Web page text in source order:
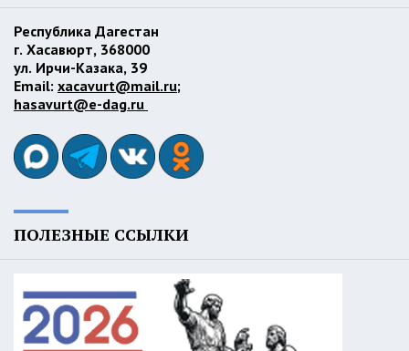
Республика Дагестан
г. Хасавюрт, 368000
ул. Ирчи-Казака, 39
Email: xacavurt@mail.ru;
hasavurt@e-dag.ru
ПОЛЕЗНЫЕ ССЫЛКИ